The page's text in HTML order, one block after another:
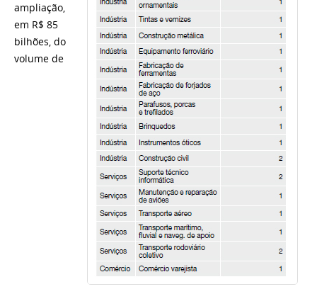
ampliação,
em R$ 85
bilhões, do
volume de